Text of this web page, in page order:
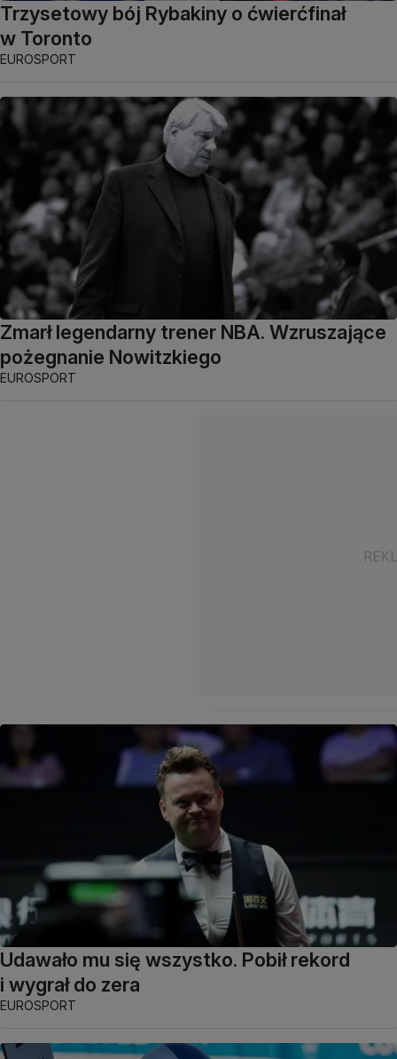
Trzysetowy bój Rybakiny o ćwierćfinał
w Toronto
EUROSPORT
Zmarł legendarny trener NBA. Wzruszające
pożegnanie Nowitzkiego
EUROSPORT
Udawało mu się wszystko. Pobił rekord
i wygrał do zera
EUROSPORT